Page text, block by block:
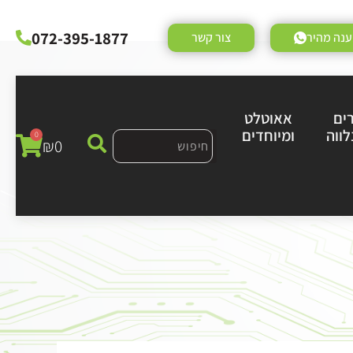
מהיר צור קשר 072-395-1877
אאוטלט
ומיוחדים
₪0
0